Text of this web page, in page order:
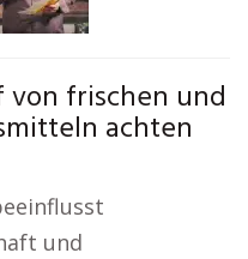
frischen und
achten
und